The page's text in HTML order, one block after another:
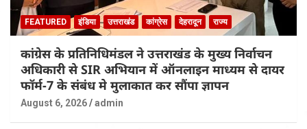
FEATURED इंडिया उत्तराखंड कांग्रेस देहरादून राज्य
कांग्रेस के प्रतिनिधिमंडल ने उत्तराखंड के मुख्य निर्वाचन
अधिकारी से SIR अभियान में ऑनलाइन माध्यम से दायर
फॉर्म-7 के संबंध मे मुलाकात कर सौंपा ज्ञापन
August 6, 2026 admin